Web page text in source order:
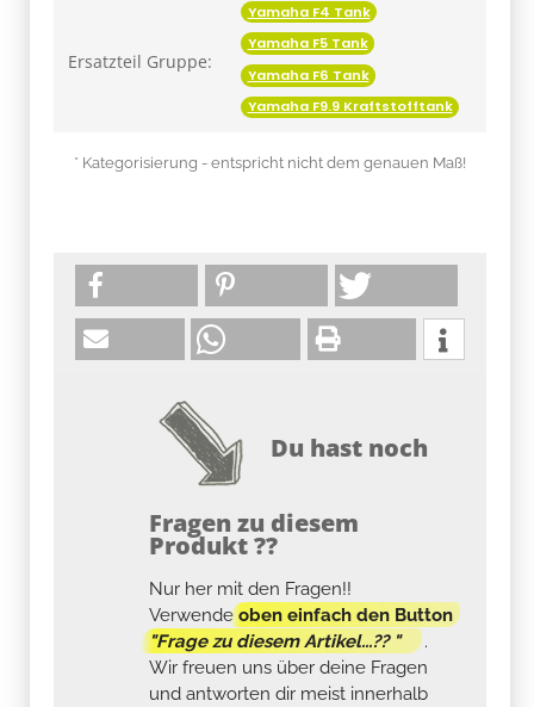
Ersatzteil Gruppe:
Yamaha F4 Tank
Yamaha F5 Tank
Yamaha F6 Tank
Yamaha F9.9 Kraftstofftank
* Kategorisierung - entspricht nicht dem genauen Maß!
Du hast noch
Fragen zu diesem
Produkt ??
Nur her mit den Fragen!!
Verwendeoben einfach den Button
"Frage zu diesem Artikel...?? "
.
Wir freuen uns über deine Fragen
und antworten dir meist innerhalb